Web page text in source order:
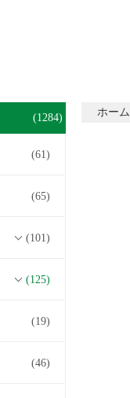
(1284)
(61)
(65)
(101)
(125)
(19)
(46)
ホーム